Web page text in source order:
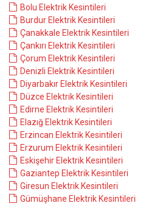
Bolu Elektrik Kesintileri
Burdur Elektrik Kesintileri
Çanakkale Elektrik Kesintileri
Çankırı Elektrik Kesintileri
Çorum Elektrik Kesintileri
Denizli Elektrik Kesintileri
Diyarbakır Elektrik Kesintileri
Düzce Elektrik Kesintileri
Edirne Elektrik Kesintileri
Elazığ Elektrik Kesintileri
Erzincan Elektrik Kesintileri
Erzurum Elektrik Kesintileri
Eskişehir Elektrik Kesintileri
Gaziantep Elektrik Kesintileri
Giresun Elektrik Kesintileri
Gümüşhane Elektrik Kesintileri